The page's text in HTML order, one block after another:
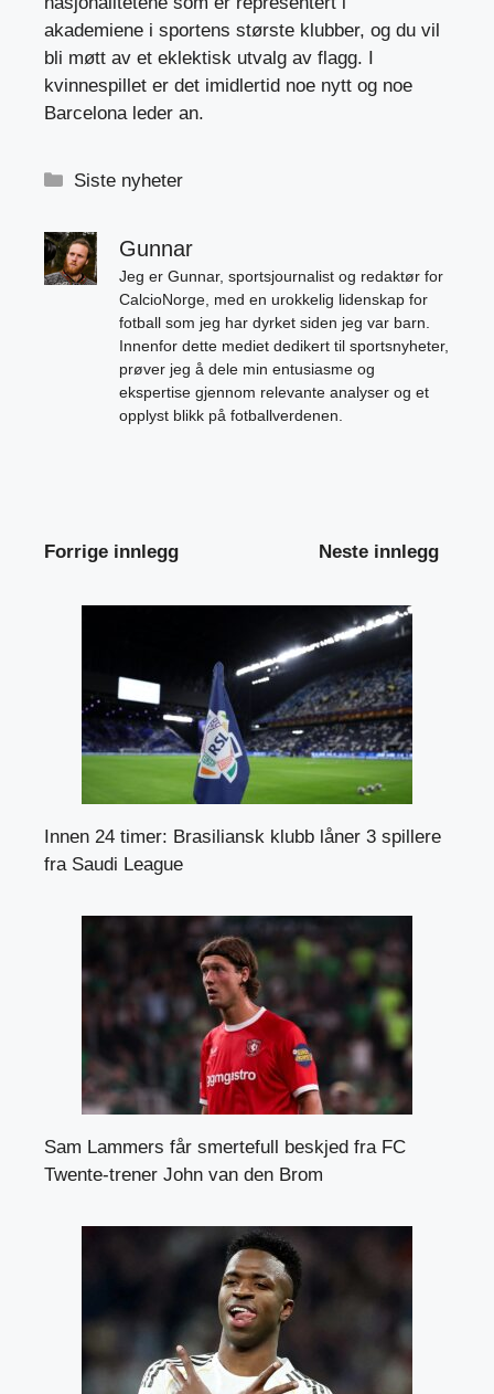
akademiene i sportens største klubber, og du vil
bli møtt av et eklektisk utvalg av flagg. I
kvinnespillet er det imidlertid noe nytt og noe
Barcelona leder an.
Kategorier
Siste nyheter
Gunnar
Jeg er Gunnar, sportsjournalist og redaktør for
CalcioNorge, med en urokkelig lidenskap for
fotball som jeg har dyrket siden jeg var barn.
Innenfor dette mediet dedikert til sportsnyheter,
prøver jeg å dele min entusiasme og
ekspertise gjennom relevante analyser og et
opplyst blikk på fotballverdenen.
Forrige innlegg Neste innlegg
Innen 24 timer: Brasiliansk klubb låner 3 spillere
fra Saudi League
Sam Lammers får smertefull beskjed fra FC
Twente-trener John van den Brom